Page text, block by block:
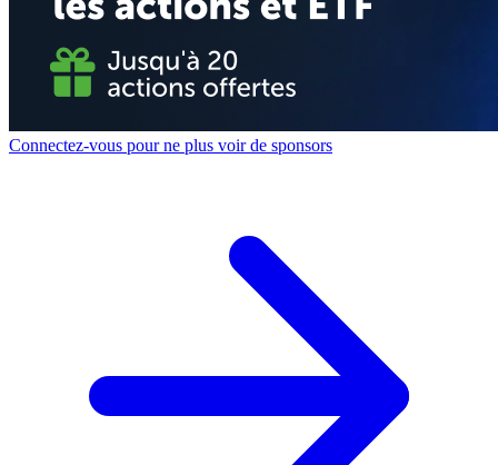
Connectez-vous pour ne plus voir de sponsors